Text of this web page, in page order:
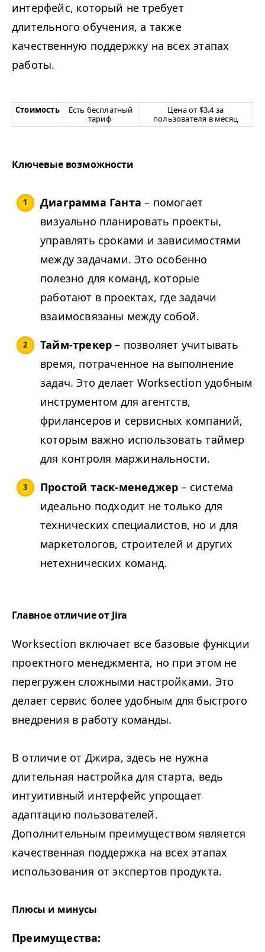
интерфейс, который не требует
длительного обучения, а также
качественную поддержку на всех этапах
работы.
Стоимость
Есть бесплатный
тариф
Цена от $3.4 за
пользователя в месяц
Ключевые возможности
Диаграмма Ганта – помогает
визуально планировать проекты,
управлять сроками и зависимостями
между задачами. Это особенно
полезно для команд, которые
работают в проектах, где задачи
взаимосвязаны между собой.
Тайм-трекер – позволяет учитывать
время, потраченное на выполнение
задач. Это делает Worksection удобным
инструментом для агентств,
фрилансеров и сервисных компаний,
которым важно использовать таймер
для контроля маржинальности.
Простой таск-менеджер – система
идеально подходит не только для
технических специалистов, но и для
маркетологов, строителей и других
нетехнических команд.
Главное отличие от Jira
Worksection включает все базовые функции
проектного менеджмента, но при этом не
перегружен сложными настройками. Это
делает сервис более удобным для быстрого
внедрения в работу команды.
В отличие от Джира, здесь не нужна
длительная настройка для старта, ведь
интуитивный интерфейс упрощает
адаптацию пользователей.
Дополнительным преимуществом является
качественная поддержка на всех этапах
использования от экспертов продукта.
Плюсы и минусы
Преимущества: